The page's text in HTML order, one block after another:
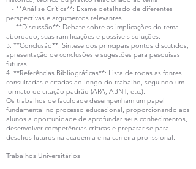
- **Análise Crítica**: Exame detalhado de diferentes
perspectivas e argumentos relevantes.
- **Discussão**: Debate sobre as implicações do tema
abordado, suas ramificações e possíveis soluções.
3. **Conclusão**: Síntese dos principais pontos discutidos,
apresentação de conclusões e sugestões para pesquisas
futuras.
4. **Referências Bibliográficas**: Lista de todas as fontes
consultadas e citadas ao longo do trabalho, seguindo um
formato de citação padrão (APA, ABNT, etc.).
Os trabalhos de faculdade desempenham um papel
fundamental no processo educacional, proporcionando aos
alunos a oportunidade de aprofundar seus conhecimentos,
desenvolver competências críticas e preparar-se para
desafios futuros na academia e na carreira profissional.
Trabalhos Universitários